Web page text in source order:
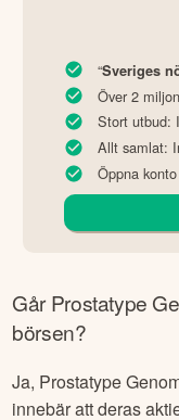
“Sveriges
Över 2
Stort utbud:
Allt samlat:
Öppna
GårProstatype
börsen?
Ja, Prostatype
innebär att deras